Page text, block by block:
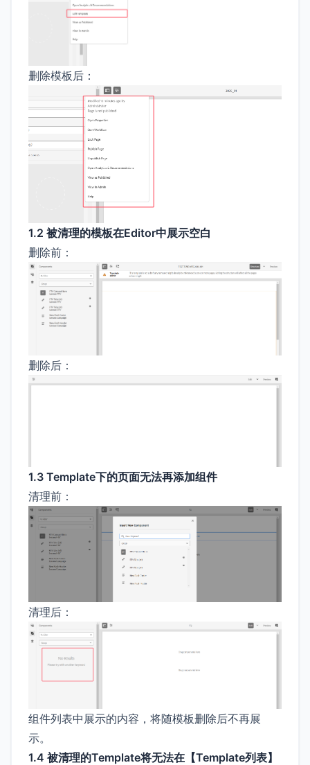
删除模板后：
1.2 被清理的模板在Editor中展示空白
删除前：
删除后：
1.3 Template下的页面无法再添加组件
清理前：
清理后：
组件列表中展示的内容，将随模板删除后不再展
示。
1.4 被清理的Template将无法在【Template列表】